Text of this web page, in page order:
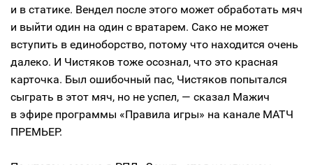
и в статике. Вендел после этого может обработать мяч
и выйти один на один с вратарем. Сако не может
вступить в единоборство, потому что находится очень
далеко. И Чистяков тоже осознал, что это красная
карточка. Был ошибочный пас, Чистяков попытался
сыграть в этот мяч, но не успел, — сказал Мажич
в эфире программы «Правила игры» на канале МАТЧ
ПРЕМЬЕР.